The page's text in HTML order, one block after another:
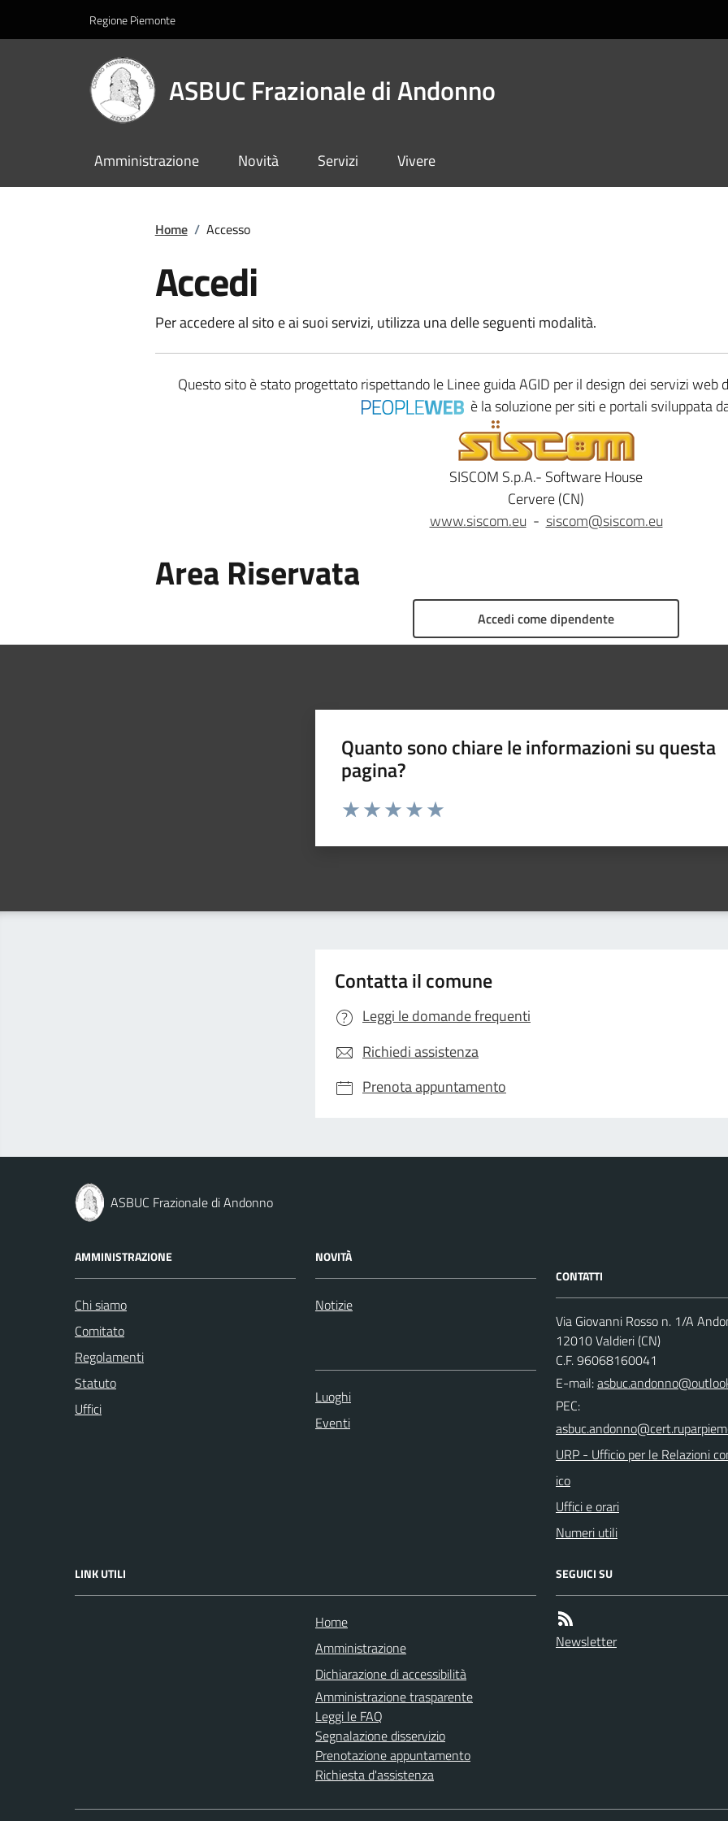
Regione Piemonte
ASBUC Frazionale di Andonno
Amministrazione Novità Servizi Vivere
Home / Accesso
Accedi
Per accedere al sito e ai suoi servizi, utilizza una delle seguenti modalità.
Questo sito è stato progettato rispettando leLinee guida AGID per il design dei servizi web
è la soluzione per siti e portali sviluppata
SISCOM S.p.A.- Software House
Cervere (CN)
www.siscom.eu - siscom@siscom.eu
Area Riservata
Accedi come dipendente
Quanto sono chiare le informazioni su questa
pagina?
Valuta da 1 a 5 stelle la pagina
Contatta il comune
Leggi le domande frequenti
Richiedi assistenza
Prenota appuntamento
ASBUC Frazionale di Andonno
AMMINISTRAZIONE
Chi siamo
Comitato
Regolamenti
Statuto
Uffici
NOVITÀ
Notizie
Luoghi
Eventi
CONTATTI
Via Giovanni Rosso n. 1/A
12010 Valdieri (CN)
C.F. 96068160041
E-mail:
PEC:
URP - Ufficio per le Relazioni
ico
Uffici e orari
Numeri utili
LINK UTILI
Home
Amministrazione
Dichiarazione di accessibilità
Amministrazione trasparente
Leggi le FAQ
Segnalazione disservizio
Prenotazione appuntamento
Richiesta d'assistenza
SEGUICI SU
Newsletter